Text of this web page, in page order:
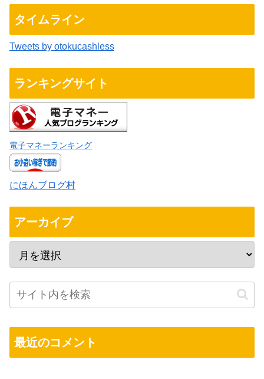
タイムライン
Tweets by otokucashless
ランキングサイト
電子マネーランキング
にほんブログ村
アーカイブ
最近のコメント